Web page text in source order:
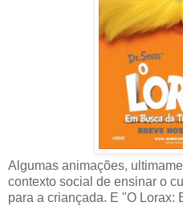
Algumas animações,
contexto social de ensinar o
para a criançada. E "O Lorax: